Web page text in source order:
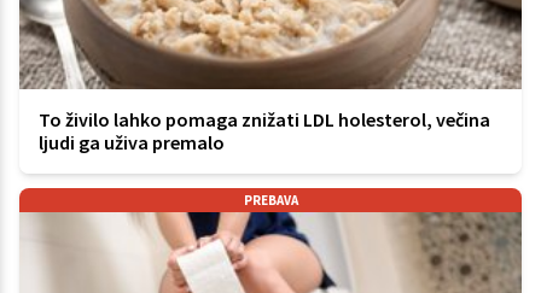
To živilo lahko pomaga znižati LDL holesterol, večina
ljudi ga uživa premalo
PREBAVA